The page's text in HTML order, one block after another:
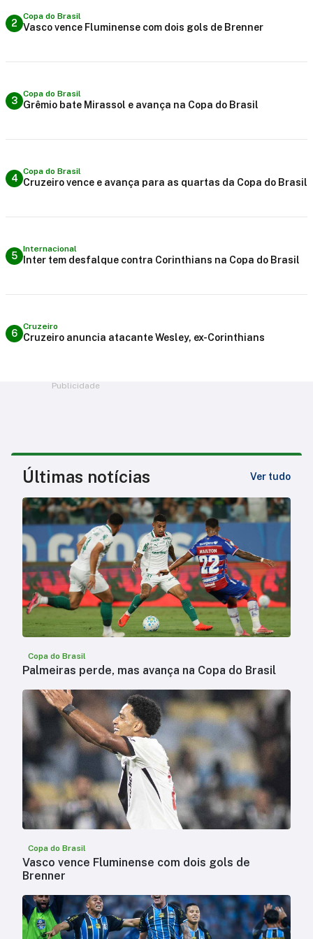
2
Copa do Brasil
Vasco vence Fluminense com dois gols de Brenner
3
Copa do Brasil
Grêmio bate Mirassol e avança na Copa do Brasil
4
Copa do Brasil
Cruzeiro vence e avança para as quartas da Copa do Brasil
5
Internacional
Inter tem desfalque contra Corinthians na Copa do Brasil
6
Cruzeiro
Cruzeiro anuncia atacante Wesley, ex-Corinthians
Publicidade
Últimas notícias Ver tudo
Copa do Brasil
Palmeiras perde, mas avança na Copa do Brasil
Copa do Brasil
Vasco vence Fluminense com dois gols de
Brenner